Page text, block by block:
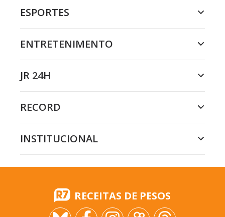
ESPORTES
ENTRETENIMENTO
JR 24H
RECORD
INSTITUCIONAL
RECEITAS DE PESOS